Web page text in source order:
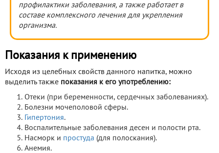
профилактики заболевания, а также работает в
составе комплексного лечения для укрепления
организма.
Показания к применению
Исходя из целебных свойств данного напитка, можно
выделить также показания к его употреблению:
Отеки (при беременности, сердечных заболеваниях).
Болезни мочеполовой сферы.
Гипертония.
Воспалительные заболевания десен и полости рта.
Насморк и простуда (для полоскания).
Анемия.